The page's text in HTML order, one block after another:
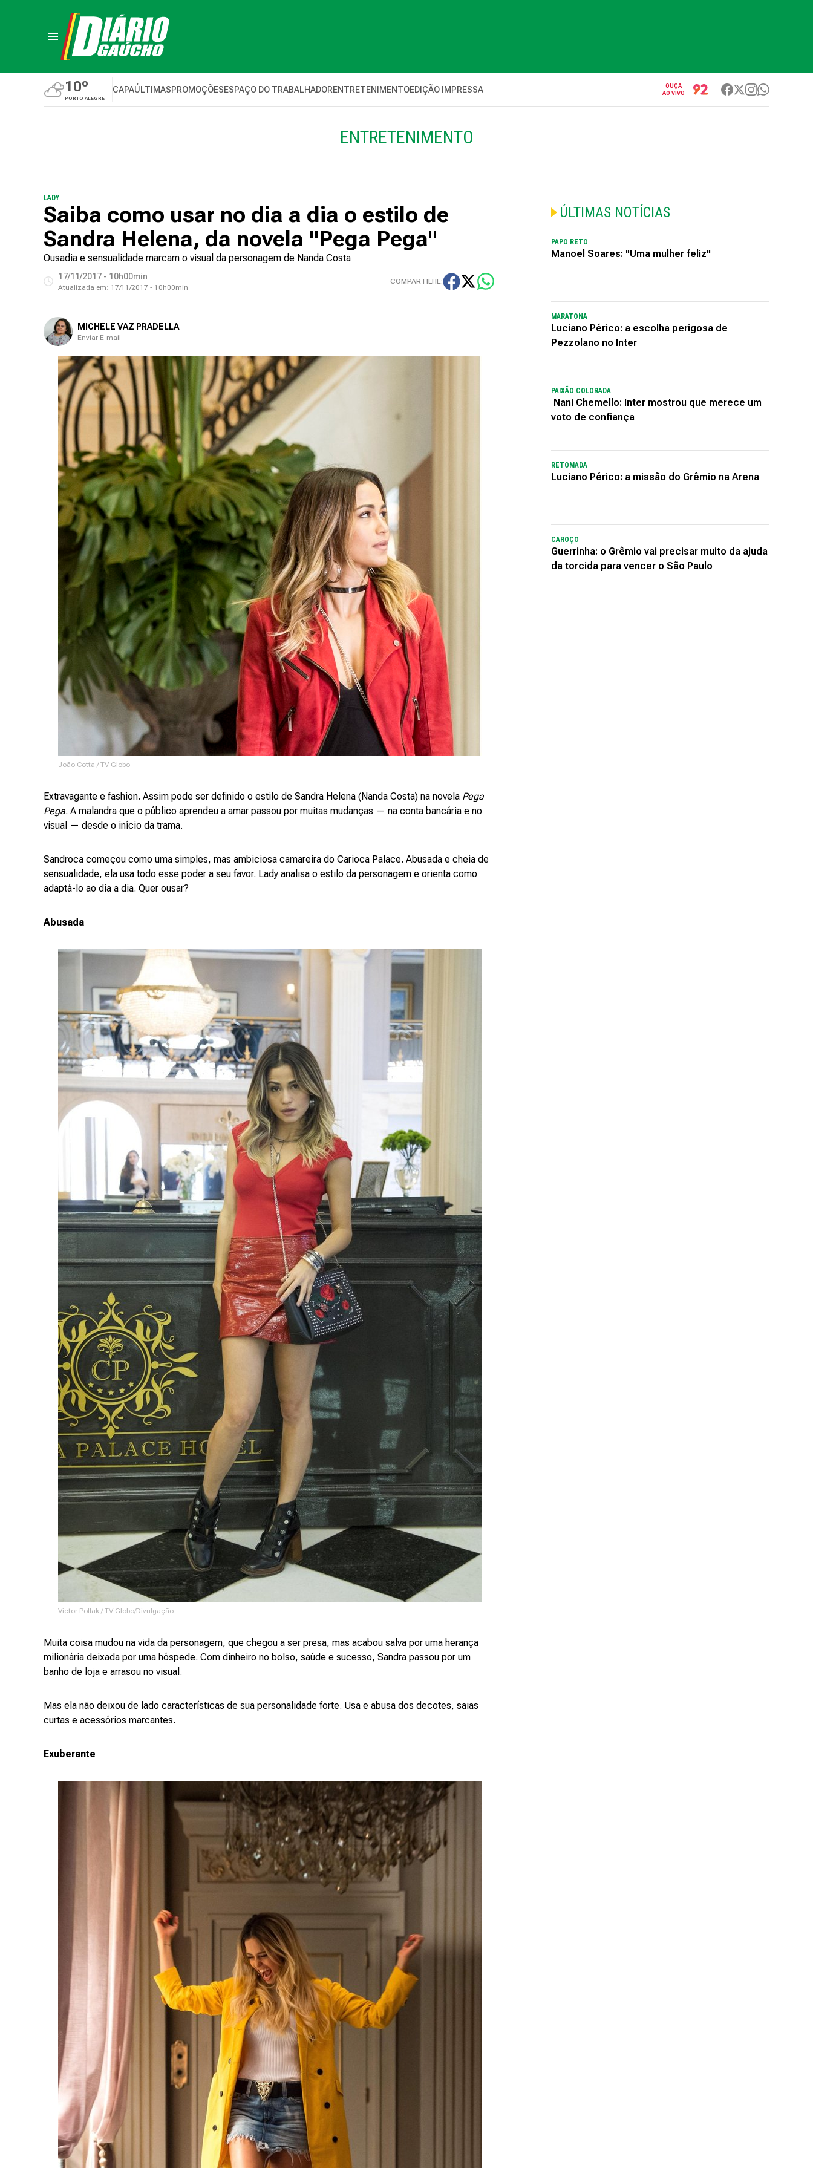
10º
PORTO ALEGRE
CAPAÚLTIMASPROMOÇÕESESPAÇO DO TRABALHADORENTRETENIMENTOEDIÇÃO IMPRESSA
OUÇA
AO VIVO
ENTRETENIMENTO
LADY
Saiba como usar no dia a dia o estilo de
Sandra Helena, da novela "Pega Pega"
Ousadia e sensualidade marcam o visual da personagem de Nanda Costa
17/11/2017 - 10h00min
Atualizada em: 17/11/2017 - 10h00min
COMPARTILHE:
MICHELE VAZ PRADELLA
Enviar E-mail
João Cotta / TV Globo
Extravagante e fashion. Assim pode ser definido o estilo de Sandra Helena (Nanda Costa) na novela Pega
Pega. A malandra que o público aprendeu a amar passou por muitas mudanças — na conta bancária e no
visual — desde o início da trama.
Sandroca começou como uma simples, mas ambiciosa camareira do Carioca Palace. Abusada e cheia de
sensualidade, ela usa todo esse poder a seu favor. Lady analisa o estilo da personagem e orienta como
adaptá-lo ao dia a dia. Quer ousar?
Abusada
Victor Pollak / TV Globo/Divulgação
Muita coisa mudou na vida da personagem, que chegou a ser presa, mas acabou salva por uma herança
milionária deixada por uma hóspede. Com dinheiro no bolso, saúde e sucesso, Sandra passou por um
banho de loja e arrasou no visual.
Mas ela não deixou de lado características de sua personalidade forte. Usa e abusa dos decotes, saias
curtas e acessórios marcantes.
Exuberante
ÚLTIMAS NOTÍCIAS
PAPO RETO
Manoel Soares: "Uma mulher feliz"
MARATONA
Luciano Périco: a escolha perigosa de
Pezzolano no Inter
PAIXÃO COLORADA
Nani Chemello: Inter mostrou que merece um
voto de confiança
RETOMADA
Luciano Périco: a missão do Grêmio na Arena
CAROÇO
Guerrinha: o Grêmio vai precisar muito da ajuda
da torcida para vencer o São Paulo